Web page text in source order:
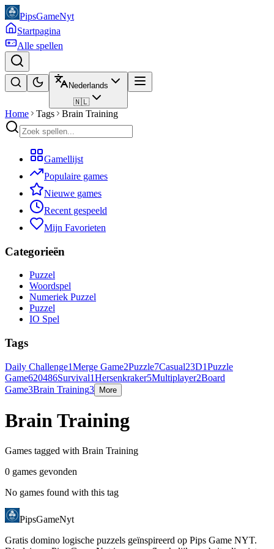
PipsGameNyt
Startpagina
Alle spellen
Nederlands
🇳🇱
Home Tags Brain Training
Gamellijst
Populaire games
Nieuwe games
Recent gespeeld
Mijn Favorieten
Categorieën
Puzzel
Woordspel
Numeriek Puzzel
Puzzel
IO Spel
Tags
Daily Challenge1Merge Game2Puzzle7Casual23D1Puzzle
Game620486Survival1Hersenkraker5Multiplayer2Board
Game3Brain Training3 More
Brain Training
Games tagged with Brain Training
0 games gevonden
No games found with this tag
PipsGameNyt
Gratis domino logische puzzels geïnspireerd op Pips Game NYT.